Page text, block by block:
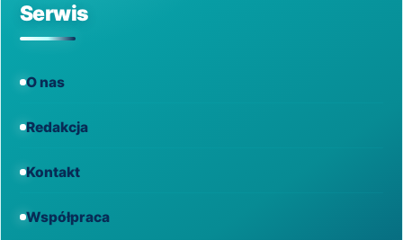
Serwis
O nas
Redakcja
Kontakt
Współpraca